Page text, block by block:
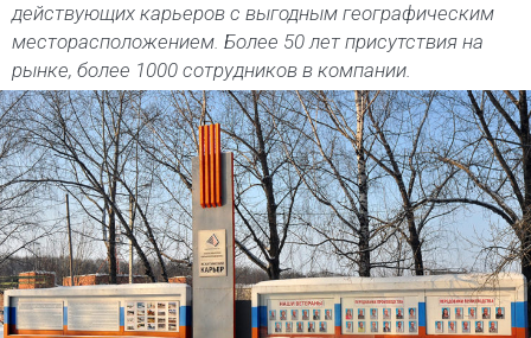
действующих карьеров с выгодным географическим
месторасположением. Более 50 лет присутствия на
рынке, более 1000 сотрудников в компании.